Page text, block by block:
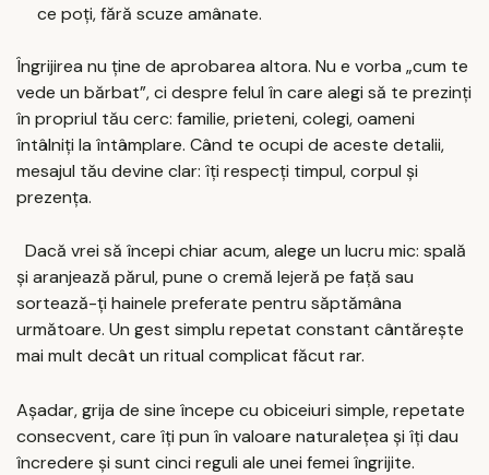
ce poți, fără scuze amânate.
Îngrijirea nu ține de aprobarea altora. Nu e vorba „cum te
vede un bărbat”, ci despre felul în care alegi să te prezinți
în propriul tău cerc: familie, prieteni, colegi, oameni
întâlniți la întâmplare. Când te ocupi de aceste detalii,
mesajul tău devine clar: îți respecți timpul, corpul și
prezența.
Dacă vrei să începi chiar acum, alege un lucru mic: spală
și aranjează părul, pune o cremă lejeră pe față sau
sortează-ți hainele preferate pentru săptămâna
următoare. Un gest simplu repetat constant cântărește
mai mult decât un ritual complicat făcut rar.
Așadar, grija de sine începe cu obiceiuri simple, repetate
consecvent, care îți pun în valoare naturalețea și îți dau
încredere și sunt cinci reguli ale unei femei îngrijite.